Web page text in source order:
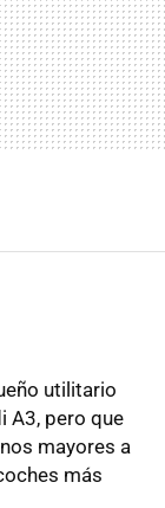
utilitario
A3, pero que
mayores a
más